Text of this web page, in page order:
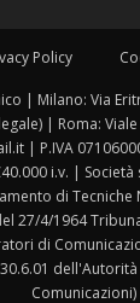
Policy
| Milano: Via
| Roma:
| P.IVA
i.v. |
di Tecniche
27/4/1964
di
Comunicazioni)